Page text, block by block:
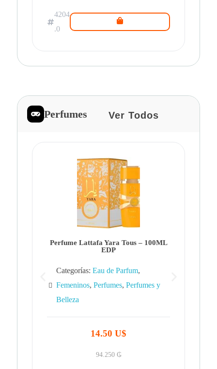
4204
.0
Perfumes Ver Todos
Perfume Lattafa Yara Tous – 100ML
EDP
Categorías: Eau de Parfum,
Femeninos, Perfumes, Perfumes y
Belleza
14.50 U$
94.250 ₲